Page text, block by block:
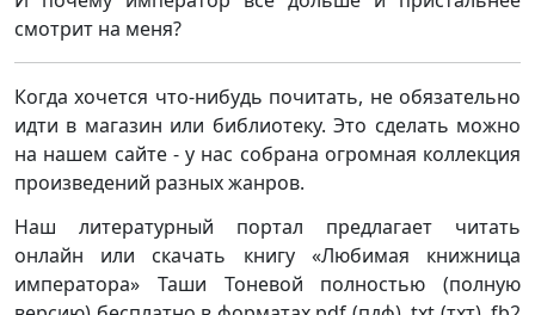
смотрит на меня?
Когда хочется что-нибудь почитать, не обязательно
идти в магазин или библиотеку. Это сделать можно
на нашем сайте - у нас собрана огромная коллекция
произведений разных жанров.
Наш литературный портал предлагает читать
онлайн или скачать книгу «Любимая книжница
императора» Таши Тоневой полностью (полную